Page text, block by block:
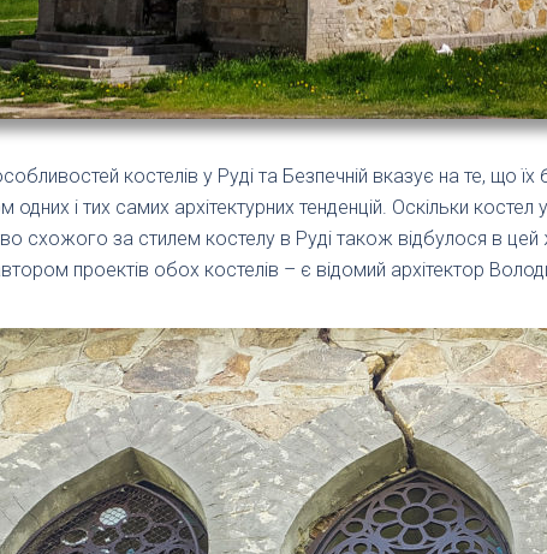
костелів у Руді та Безпечній вказує на те, що
одних і тих самих архітектурних тенденцій. Оскільки
схожого за стилем костелу в Руді також відбулося в цей
проектів обох костелів – є відомий архітектор